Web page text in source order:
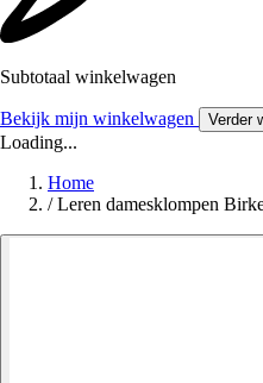
Subtotaal winkelwagen
Bekijk mijn winkelwagen Verder
Loading...
Home
/ Leren damesklompen